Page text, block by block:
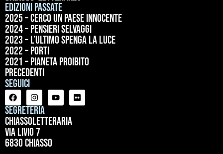
Edizioni passate
2025 – Cerco un paese innocente
2024 – Pensieri selvaggi
2023 – L’ultimo spenga la luce
2022 – Porti
2021 – Pianeta proibito
precedenti
Seguici
Segreteria
ChiassoLetteraria
Via Livio 7
6830 Chiasso